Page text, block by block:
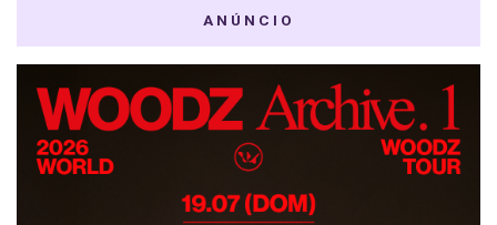
ANÚNCIO